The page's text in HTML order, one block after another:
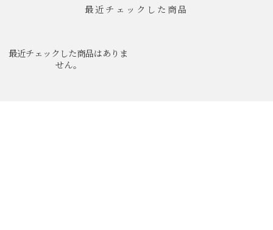
最近チェックした商品
最近チェックした商品はありま
せん。